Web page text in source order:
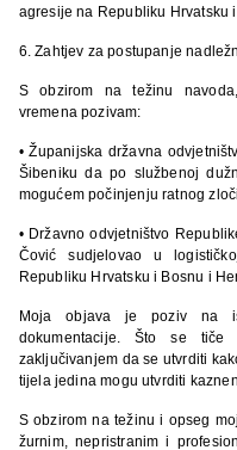
agresije na Republiku Hrvatsku
6. Zahtjev za postupanje
S obzirom na težinu
vremena pozivam:
• Županijska državna
Šibeniku da po službenoj
mogućem počinjenju ratnog
• Državno odvjetništvo
Čović sudjelovao u
Republiku Hrvatsku i Bosnu i
Moja objava je poziv na
dokumentacije. Što se tiče
zaključivanjem da se utvrditi
tijela jedina mogu utvrditi
S obzirom na težinu i opseg
žurnim, nepristranim i